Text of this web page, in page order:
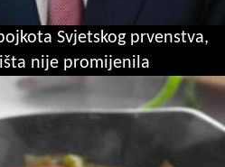
Svjetskog prvenstva,
nije promijenila